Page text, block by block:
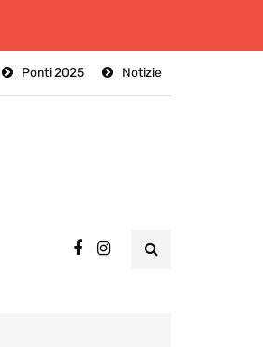
Notizie
Ponti 2025